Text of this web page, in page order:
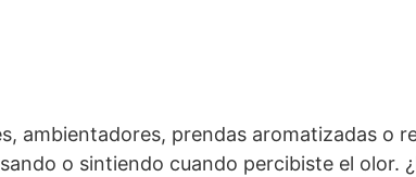
ambientadores, prendas aromatizadas o
o sintiendo cuando percibiste el olor.